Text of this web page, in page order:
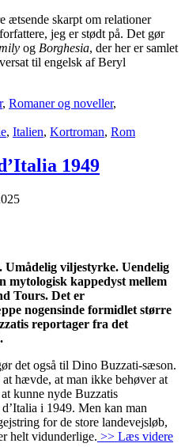
ætsende skarpt om relationer
jeg er stødt på. Det gør
og Borghesia, der her er samlet
til engelsk af Beryl
, Romaner og noveller,
, Italien, Kortroman, Rom
1949
Umådelig viljestyrke. Uendelig
mytologisk kappedyst mellem
Tours. Det er
nogensinde formidlet større
reportager fra det
.
det også til Dino Buzzati-sæson.
hævde, at man ikke behøver at
kunne nyde Buzzatis
i 1949. Men kan man
for de store landevejsløb,
helt vidunderlige. >> Læs videre